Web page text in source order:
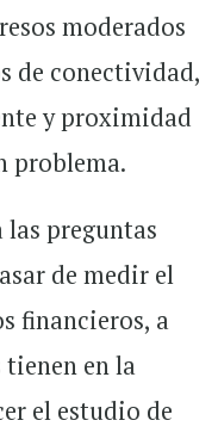
moderados
de conectividad,
y proximidad
problema.
las preguntas
de medir el
financieros, a
en la
el estudio de